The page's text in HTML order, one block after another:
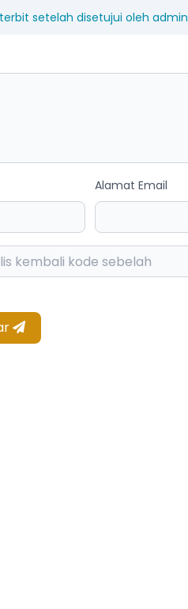
setelah disetujui oleh admin
Alamat Email